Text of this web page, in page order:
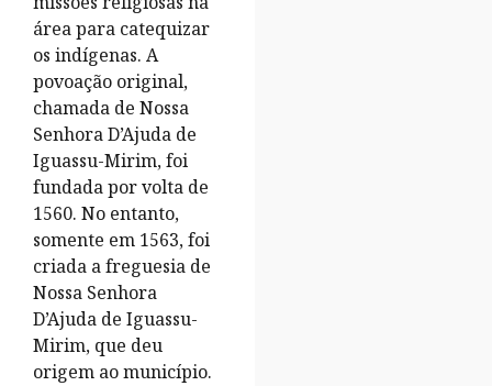
área para catequizar
os indígenas. A
povoação original,
chamada de Nossa
Senhora D’Ajuda de
Iguassu-Mirim, foi
fundada por volta de
1560. No entanto,
somente em 1563, foi
criada a freguesia de
Nossa Senhora
D’Ajuda de Iguassu-
Mirim, que deu
origem ao município.